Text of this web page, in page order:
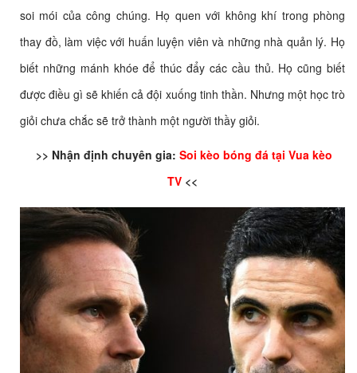
soi mói của công chúng. Họ quen với không khí trong phòng
thay đồ, làm việc với huấn luyện viên và những nhà quản lý. Họ
biết những mánh khóe để thúc đẩy các cầu thủ. Họ cũng biết
được điều gì sẽ khiến cả đội xuống tinh thần. Nhưng một học trò
giỏi chưa chắc sẽ trở thành một người thầy giỏi.
>> Nhận định chuyên gia: Soi kèo bóng đá tại Vua kèo
TV <<